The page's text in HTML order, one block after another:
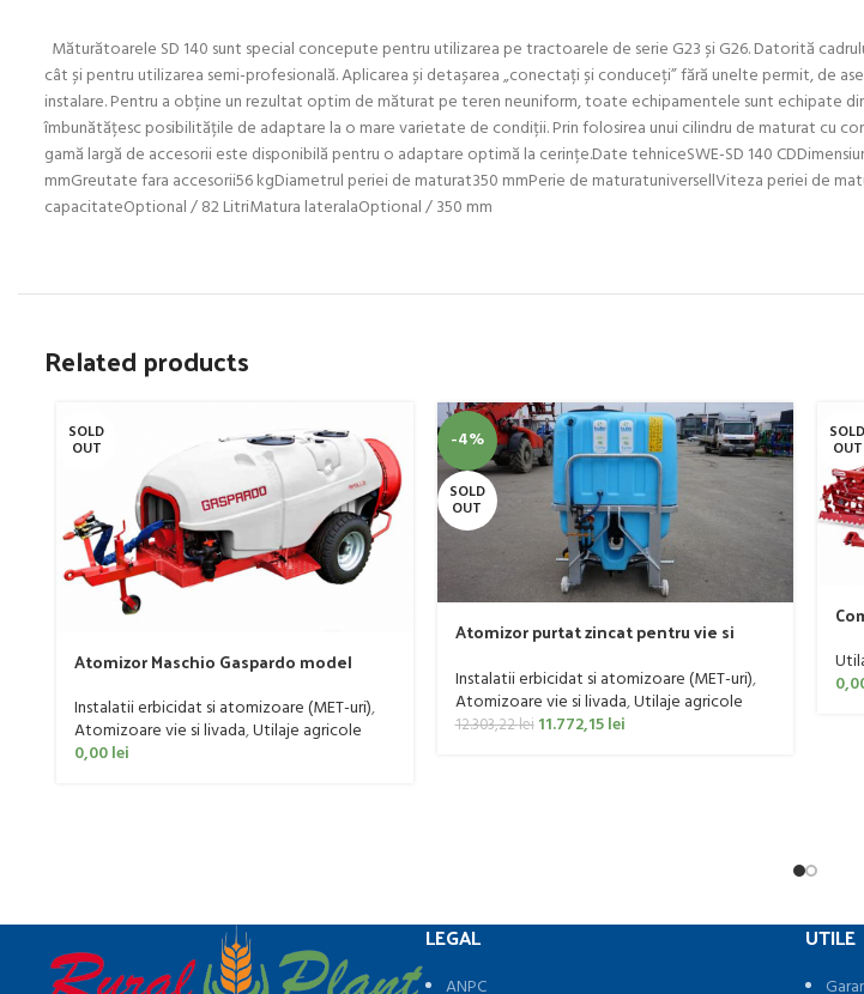
Măturătoarele SD 140 sunt special concepute pentru utilizarea pe tractoarele de serie G23 și G26. Datorită
cât și pentru utilizarea semi-profesională. Aplicarea și detașarea „conectați și conduceți” fără unelte permit, de
instalare. Pentru a obține un rezultat optim de măturat pe teren neuniform, toate echipamentele sunt echipate
îmbunătățesc posibilitățile de adaptare la o mare varietate de condiții. Prin folosirea unui cilindru de maturat cu
gamă largă de accesorii este disponibilă pentru o adaptare optimă la cerințe.Date tehniceSWE-SD 140
mmGreutate fara accesorii56 kgDiametrul periei de maturat350 mmPerie de maturatuniversellViteza periei de
capacitateOptional / 82 LitriMatura lateralaOptional / 350 mm
Related products
SOLD
OUT
Atomizor Maschio Gaspardo model
Instalatii erbicidat si atomizoare (MET-uri),
Atomizoare vie si livada,Utilaje agricole
0,00lei
-4%
SOLD
OUT
Atomizor purtat zincat pentru vie si
Instalatii erbicidat si atomizoare (MET-uri),
Atomizoare vie si livada,Utilaje agricole
12.303,22lei 11.772,15lei
SOLD
OUT
LEGAL
ANPC
UTILE